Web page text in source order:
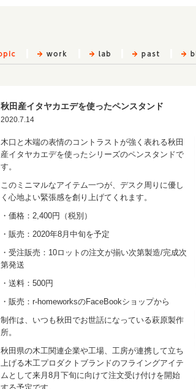
秋田産イタヤカエデを使ったペンスタンド
2020.7.14
木口と木端の表情のコントラストが強く表れる秋田
産イタヤカエデを使ったシリーズのペンスタンドで
す。
このミニマルなアイテム一つが、デスク周りに優し
く心地よい緊張感を創り上げてくれます。
・価格：2,400円（税別）
・販売：2020年8月中旬を予定
・受注販売：10ロットの注文が揃い次第製造/完成次
第発送
・送料：500円
・販売：r-homeworksのFaceBookショップから
制作は、いつも秋田でお世話になっている萩原製作
所。
秋田県の木工関連企業や工場、工房が連携して立ち
上げる木工プロダクトブランドのフライングアイテ
ムとして来月8月下旬に向けて注文受け付けを開始